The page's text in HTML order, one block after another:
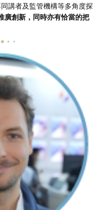
講者及監管機構等多角度探
廣創新，同時亦有恰當的把